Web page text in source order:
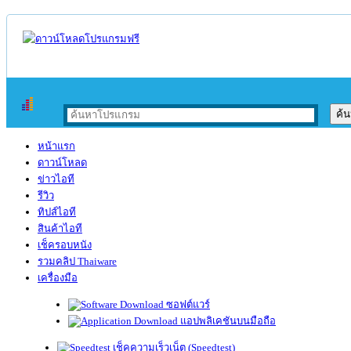
หน้าแรก
ดาวน์โหลด
ข่าวไอที
รีวิว
ทิปส์ไอที
สินค้าไอที
เช็ครอบหนัง
รวมคลิป Thaiware
เครื่องมือ
ซอฟต์แวร์
แอปพลิเคชันบนมือถือ
เช็คความเร็วเน็ต (Speedtest)